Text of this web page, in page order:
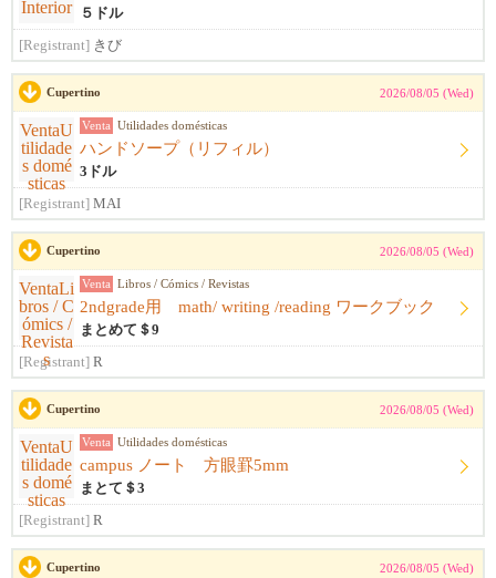
５ドル
[Registrant] きび
Cupertino 2026/08/05 (Wed)
Venta Utilidades domésticas
ハンドソープ（リフィル）
3ドル
[Registrant] MAI
Cupertino 2026/08/05 (Wed)
Venta Libros / Cómics / Revistas
2ndgrade用 math/ writing /reading ワークブック
まとめて＄9
[Registrant] R
Cupertino 2026/08/05 (Wed)
Venta Utilidades domésticas
campus ノート 方眼罫5mm
まとて＄3
[Registrant] R
Cupertino 2026/08/05 (Wed)